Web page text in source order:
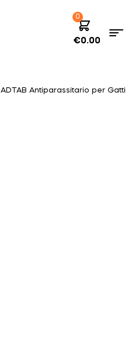
0
€0.00
ADTAB Antiparassitario per Gatti